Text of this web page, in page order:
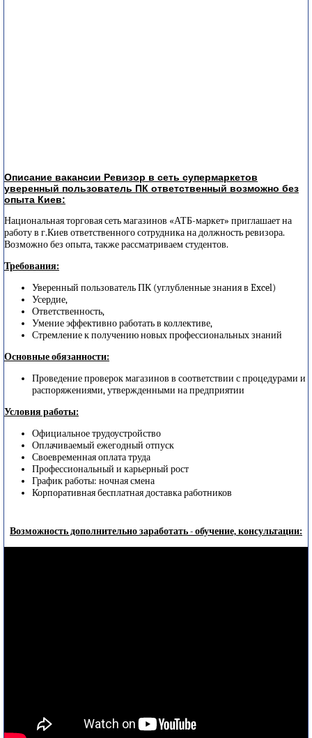
Описание вакансии Ревизор в сеть супермаркетов
уверенный пользователь ПК ответственный возможно без
опыта Киев:
Национальная торговая сеть магазинов «АТБ-маркет» приглашает на
работу в г.Киев ответственного сотрудника на должность ревизора.
Возможно без опыта, также рассматриваем студентов.
Требования:
Уверенный пользователь ПК (углубленные знания в Excel)
Усердие,
Ответственность,
Умение эффективно работать в коллективе,
Стремление к получению новых профессиональных знаний
Основные обязанности:
Проведение проверок магазинов в соответствии с процедурами и
распоряжениями, утвержденными на предприятии
Условия работы:
Официальное трудоустройство
Оплачиваемый ежегодный отпуск
Своевременная оплата труда
Профессиональный и карьерный рост
График работы: ночная смена
Корпоративная бесплатная доставка работников
Возможность дополнительно заработать - обучение, консультации: